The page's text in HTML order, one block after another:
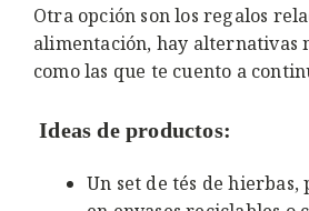
Otra opción son los regalos
alimentación, hay alternativas
como las que te cuento a
Ideas de productos:
Un set de tés de